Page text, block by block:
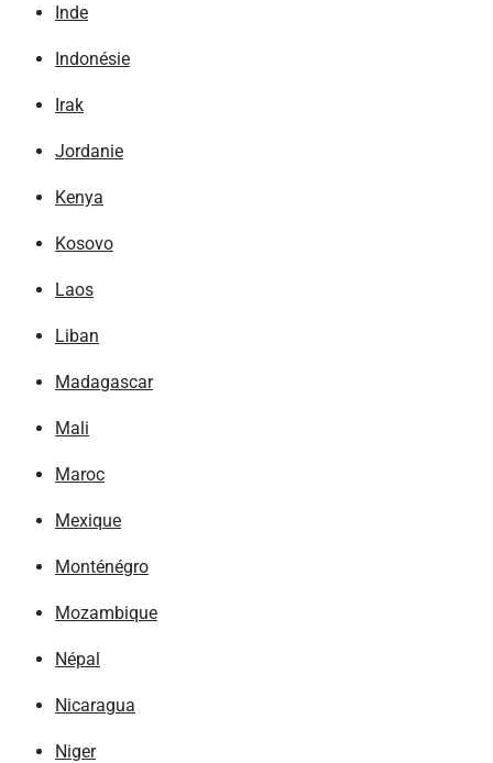
Inde
Indonésie
Irak
Jordanie
Kenya
Kosovo
Laos
Liban
Madagascar
Mali
Maroc
Mexique
Monténégro
Mozambique
Népal
Nicaragua
Niger